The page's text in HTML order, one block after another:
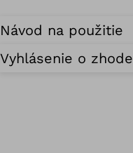
Návod na použitie
Vyhlásenie o zhode